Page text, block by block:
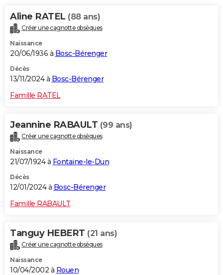
Alimentation
Guide de la santé
Maladies
Médicaments
Sommeil
VOYAGE
Destinations
City break
Voyage nature
Voyage de noces
Forum
Climat
+PHOTO
GUIDES D'ACHAT
BONS PLANS
CARTE DE VOEUX
Dictionnaire
Biographies
Citations
Expressions
Proverbes
PROGRAMME TV
COPAINS D'AVANT
S'inscrire
Se connecter
Lycées
Collèges
Primaires
Universités
Entreprises
Service militaire
Avis de recherche
AVIS DE DÉCÈS
Aline RATEL (88 ans)
Créer une cagnotte obsèques
Naissance
20/06/1936 à Bosc-Bérenger
Décès
13/11/2024 à Bosc-Bérenger
Famille RATEL
Jeannine RABAULT (99 ans)
Créer une cagnotte obsèques
Naissance
21/07/1924 à Fontaine-le-Dun
Décès
12/01/2024 à Bosc-Bérenger
Famille RABAULT
Tanguy HEBERT (21 ans)
Créer une cagnotte obsèques
Naissance
10/04/2002 à Rouen